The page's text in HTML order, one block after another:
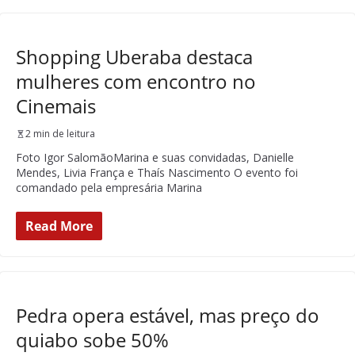
Shopping Uberaba destaca
mulheres com encontro no
Cinemais
2 min de leitura
Foto Igor SalomãoMarina e suas convidadas, Danielle
Mendes, Livia França e Thaís Nascimento O evento foi
comandado pela empresária Marina
Read More
Pedra opera estável, mas preço do
quiabo sobe 50%